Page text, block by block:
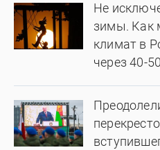
Не
зимы. Как
климат в
через 40-